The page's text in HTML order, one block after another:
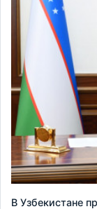
В Узбекистане